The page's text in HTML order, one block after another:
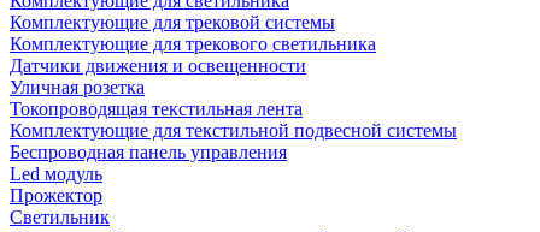
Комплектующие для трековой системы
Комплектующие для трекового светильника
Датчики движения и освещенности
Уличная розетка
Токопроводящая текстильная лента
Комплектующие для текстильной подвесной системы
Беспроводная панель управления
Led модуль
Прожектор
Светильник